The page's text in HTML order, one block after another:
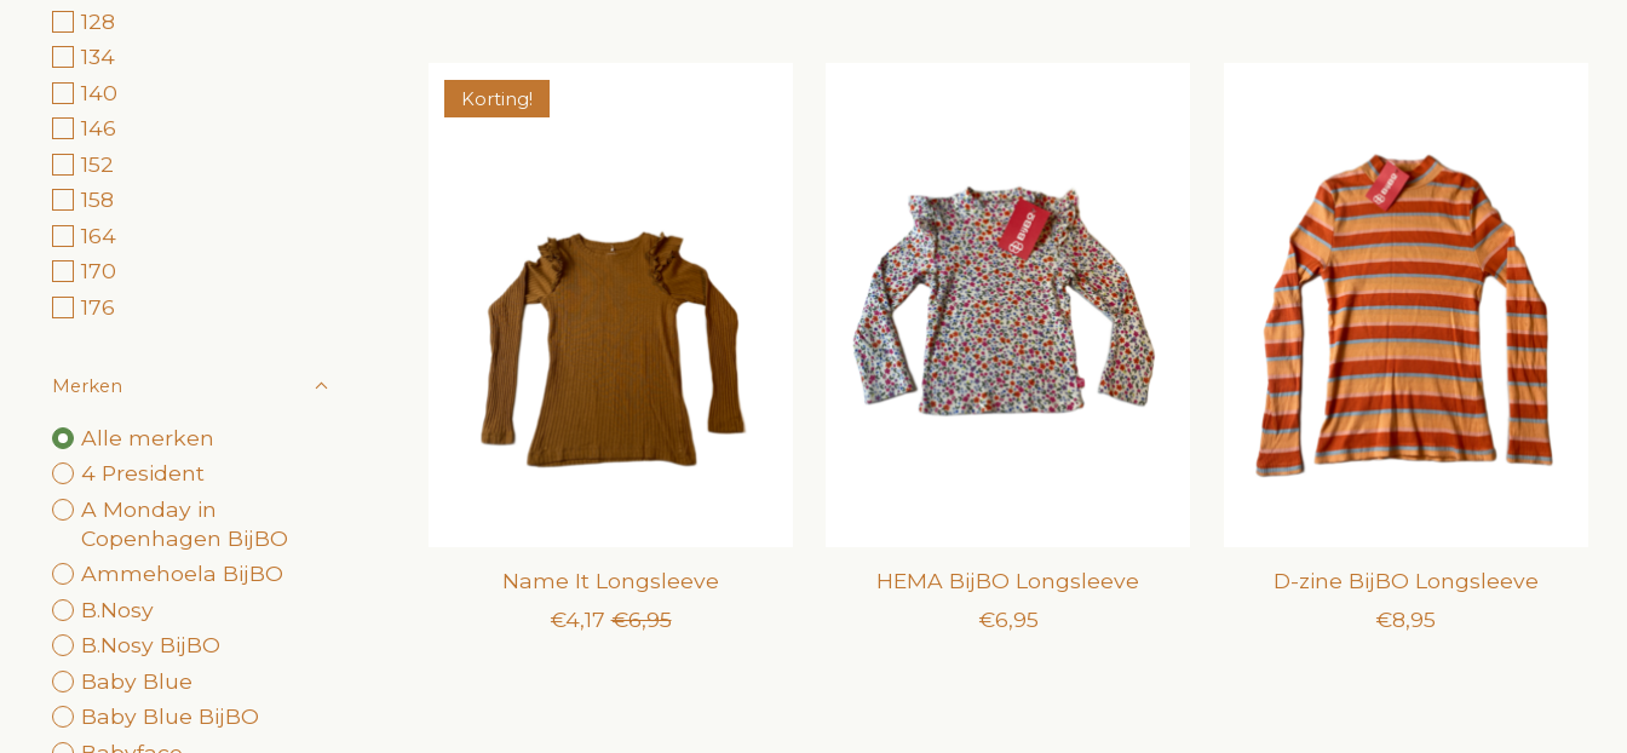
128
134
140
146
152
158
164
170
176
Merken
Alle merken
4 President
A Monday in
Copenhagen BijBO
Ammehoela BijBO
B.Nosy
B.Nosy BijBO
Baby Blue
Baby Blue BijBO
Korting!
Name It Longsleeve
€4,17 €6,95
HEMA BijBO Longsleeve
€6,95
D-zine BijBO Longsleeve
€8,95